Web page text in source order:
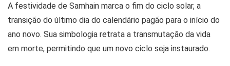
A festividade de Samhain marca o fim do ciclo solar, a
transição do último dia do calendário pagão para o início do
ano novo. Sua simbologia retrata a transmutação da vida
em morte, permitindo que um novo ciclo seja instaurado.